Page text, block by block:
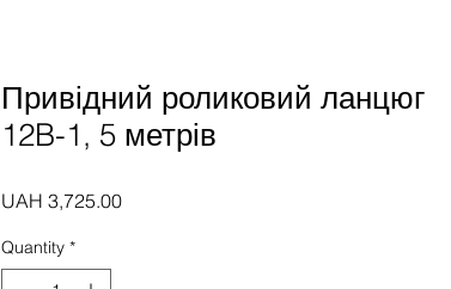
Привідний роликовий ланцюг
12B-1, 5 метрів
UAH 3,725.00Price
Quantity *